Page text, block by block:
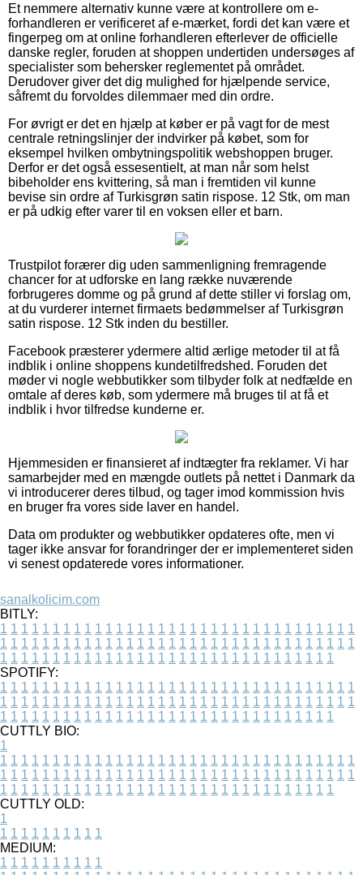
Et nemmere alternativ kunne være at kontrollere om e-
forhandleren er verificeret af e-mærket, fordi det kan være et
fingerpeg om at online forhandleren efterlever de officielle
danske regler, foruden at shoppen undertiden undersøges af
specialister som behersker reglementet på området.
Derudover giver det dig mulighed for hjælpende service,
såfremt du forvoldes dilemmaer med din ordre.
For øvrigt er det en hjælp at køber er på vagt for de mest
centrale retningslinjer der indvirker på købet, som for
eksempel hvilken ombytningspolitik webshoppen bruger.
Derfor er det også essesentielt, at man når som helst
bibeholder ens kvittering, så man i fremtiden vil kunne
bevise sin ordre af Turkisgrøn satin rispose. 12 Stk, om man
er på udkig efter varer til en voksen eller et barn.
Trustpilot forærer dig uden sammenligning fremragende
chancer for at udforske en lang række nuværende
forbrugeres domme og på grund af dette stiller vi forslag om,
at du vurderer internet firmaets bedømmelser af Turkisgrøn
satin rispose. 12 Stk inden du bestiller.
Facebook præsterer ydermere altid ærlige metoder til at få
indblik i online shoppens kundetilfredshed. Foruden det
møder vi nogle webbutikker som tilbyder folk at nedfælde en
omtale af deres køb, som ydermere må bruges til at få et
indblik i hvor tilfredse kunderne er.
Hjemmesiden er finansieret af indtægter fra reklamer. Vi har
samarbejder med en mængde outlets på nettet i Danmark da
vi introducerer deres tilbud, og tager imod kommission hvis
en bruger fra vores side laver en handel.
Data om produkter og webbutikker opdateres ofte, men vi
tager ikke ansvar for forandringer der er implementeret siden
vi senest opdaterede vores informationer.
sanalkolicim.com
BITLY:
1 1 1 1 1 1 1 1 1 1 1 1 1 1 1 1 1 1 1 1 1 1 1 1 1 1 1 1 1 1 1 1 1 1
1 1 1 1 1 1 1 1 1 1 1 1 1 1 1 1 1 1 1 1 1 1 1 1 1 1 1 1 1 1 1 1 1 1
1 1 1 1 1 1 1 1 1 1 1 1 1 1 1 1 1 1 1 1 1 1 1 1 1 1 1 1 1 1 1 1
SPOTIFY:
1 1 1 1 1 1 1 1 1 1 1 1 1 1 1 1 1 1 1 1 1 1 1 1 1 1 1 1 1 1 1 1 1 1
1 1 1 1 1 1 1 1 1 1 1 1 1 1 1 1 1 1 1 1 1 1 1 1 1 1 1 1 1 1 1 1 1 1
1 1 1 1 1 1 1 1 1 1 1 1 1 1 1 1 1 1 1 1 1 1 1 1 1 1 1 1 1 1 1 1
CUTTLY BIO:
1
1 1 1 1 1 1 1 1 1 1 1 1 1 1 1 1 1 1 1 1 1 1 1 1 1 1 1 1 1 1 1 1 1 1
1 1 1 1 1 1 1 1 1 1 1 1 1 1 1 1 1 1 1 1 1 1 1 1 1 1 1 1 1 1 1 1 1 1
1 1 1 1 1 1 1 1 1 1 1 1 1 1 1 1 1 1 1 1 1 1 1 1 1 1 1 1 1 1 1 1
CUTTLY OLD:
1
1 1 1 1 1 1 1 1 1 1
MEDIUM:
1 1 1 1 1 1 1 1 1 1